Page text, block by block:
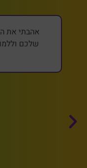
אהבתי את
שלכם